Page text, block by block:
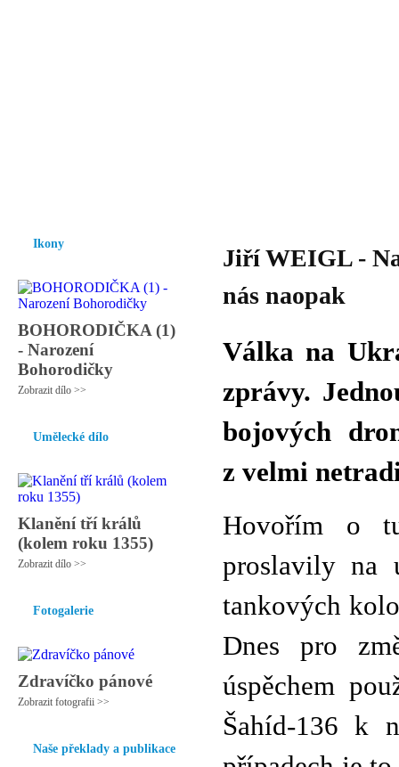
Ikony
BOHORODIČKA (1)
- Narození
Bohorodičky
Zobrazit dílo >>
Umělecké dílo
Klanění tří králů
(kolem roku 1355)
Zobrazit dílo >>
Fotogalerie
Zdravíčko pánové
Zobrazit fotografii >>
Naše překlady a publikace
Jiří WEIGL -
nás naopak
Válka na
zprávy.
bojových
z velmi
Hovořím o
proslavily na
tankových
Dnes pro
úspěchem
Šahíd-136 k